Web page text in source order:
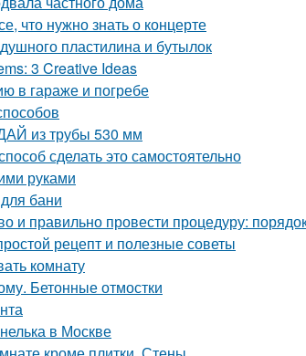
что нужно знать о концерте
пластилина и бутылок
3 Creative Ideas
в гараже и погребе
из трубы 530 мм
сделать это самостоятельно
руками
бани
и правильно провести процедуру:
рецепт и полезные советы
комнату
Бетонные отмостки
в Москве